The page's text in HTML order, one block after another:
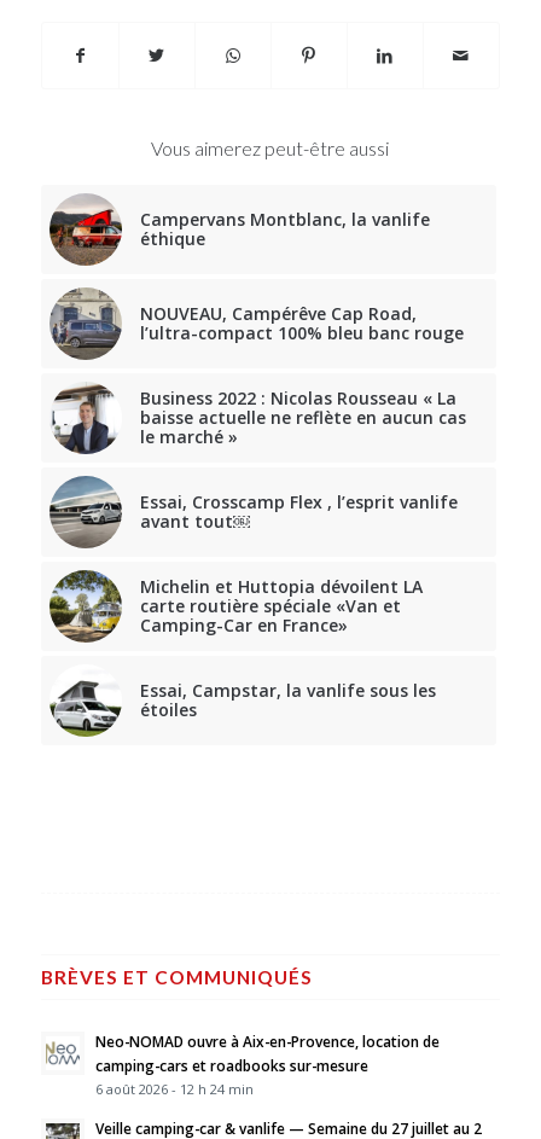
Vous aimerez peut-être aussi
Campervans Montblanc, la vanlife
éthique
NOUVEAU, Campérêve Cap Road,
l’ultra-compact 100% bleu banc rouge
Business 2022 : Nicolas Rousseau « La
baisse actuelle ne reflète en aucun cas
le marché »
Essai, Crosscamp Flex , l’esprit vanlife
avant tout￼
Michelin et Huttopia dévoilent LA
carte routière spéciale «Van et
Camping-Car en France»
Essai, Campstar, la vanlife sous les
étoiles
BRÈVES ET COMMUNIQUÉS
Neo-NOMAD ouvre à Aix-en-Provence, location de
camping-cars et roadbooks sur-mesure
6 août 2026 - 12 h 24 min
Veille camping-car & vanlife — Semaine du 27 juillet au 2